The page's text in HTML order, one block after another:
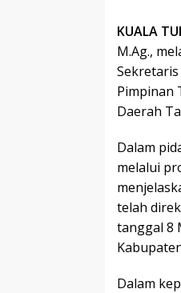
KUALA
M.Ag.,
Pimpinan
Daerah
Dalam
melalui
telah
tanggal 8
Dalam